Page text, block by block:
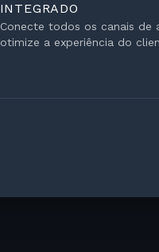
INTEGRADO
Conecte todos os canais de
otimize a experiência do